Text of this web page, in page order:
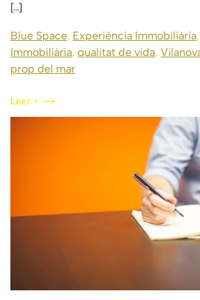
[…]
Blue Space, Experiència Immobiliària,
Immobiliària, qualitat de vida,
prop del mar
Leer +